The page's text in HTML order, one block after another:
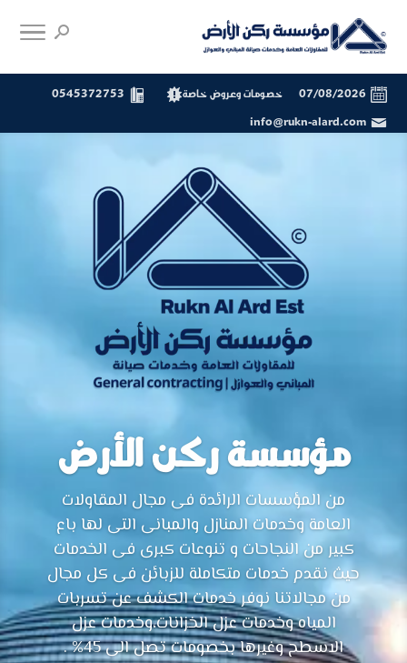
07/08/2026 خصومات وعروض خاصة
0545372753
info@rukn-alard.com
مؤسسة ركن الأرض
من المؤسسات الرائدة فى مجال المقاولات
العامة وخدمات المنازل والمبانى التى لها باع
كبير من النجاحات و تنوعات كبرى فى الخدمات
حيث نقدم خدمات متكاملة للزبائن فى كل مجال
من مجالاتنا نوفر خدمات الكشف عن تسربات
المياه وخدمات عزل الخزانات،وخدمات عزل
الاسطح وغيرها بخصومات تصل الى 45% .